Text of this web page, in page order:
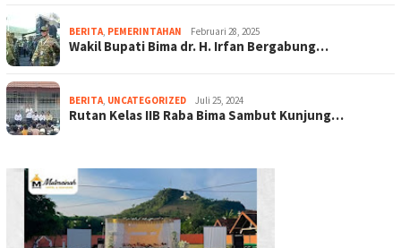
BERITA PEMERINTAHAN Februari 28, 2025
Wakil Bupati Bima dr. H. Irfan Bergabung…
BERITA UNCATEGORIZED Juli 25, 2024
Rutan Kelas IIB Raba Bima Sambut Kunjung…